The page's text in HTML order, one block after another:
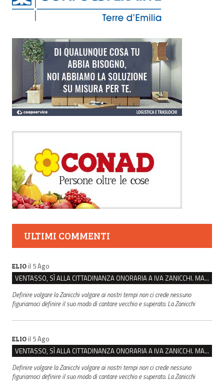
ULTIMI COMMENTI
ELIO il 5 Ago
VENTASSO, SÌ ALLA CITTADINANZA ONORARIA A IVA ZANICCHI. MA BARGIACCHI: “È DI PESSIMO GUSTO”
Definire volgare la Zanicchi volgare ai nostri tempi non ci crede nessuno
figuriamoci definire il suo modo di cantare vecchio e superato. La Zanicchi
ELIO il 5 Ago
VENTASSO, SÌ ALLA CITTADINANZA ONORARIA A IVA ZANICCHI. MA BARGIACCHI: “È DI PESSIMO GUSTO”
Definire volgare la Zanicchi volgare ai nostri tempi non ci crede nessuno
figuriamoci definire il suo modo di cantare vecchio e superato. La Zanicchi